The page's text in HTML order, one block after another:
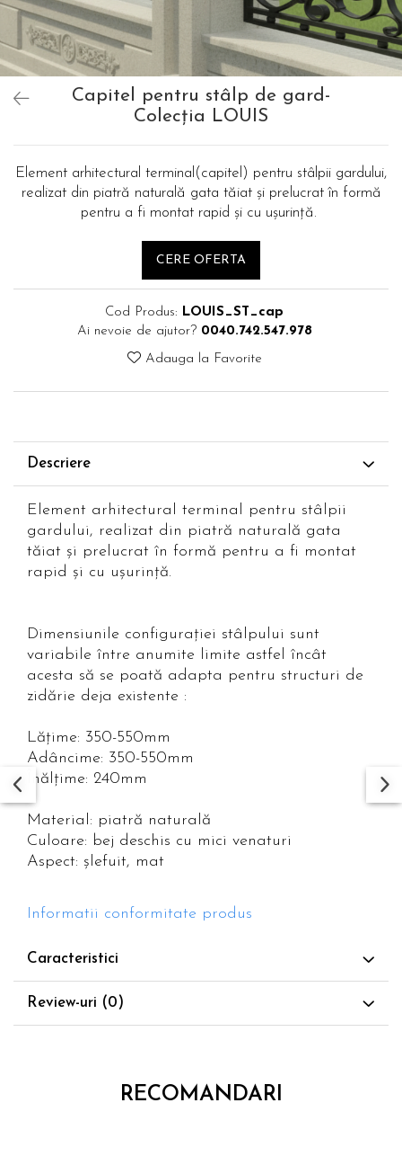
Capitel pentru stâlp de gard-
Colecția LOUIS
Element arhitectural terminal(capitel) pentru stâlpii gardului,
realizat din piatră naturală gata tăiat și prelucrat în formă
pentru a fi montat rapid și cu ușurință.
CERE OFERTA
Cod Produs: LOUIS_ST_cap
Ai nevoie de ajutor? 0040.742.547.978
Adauga la Favorite
Descriere
Element arhitectural terminal pentru stâlpii
gardului, realizat din piatră naturală gata
tăiat și prelucrat în formă pentru a fi montat
rapid și cu ușurință.
Dimensiunile configurației stâlpului sunt
variabile între anumite limite astfel încât
acesta să se poată adapta pentru structuri de
zidărie deja existente :
Lățime: 350-550mm
Adâncime: 350-550mm
Înălțime: 240mm
Material: piatră naturală
Culoare: bej deschis cu mici venaturi
Aspect: șlefuit, mat
Informatii conformitate produs
Caracteristici
Review-uri (0)
RECOMANDARI